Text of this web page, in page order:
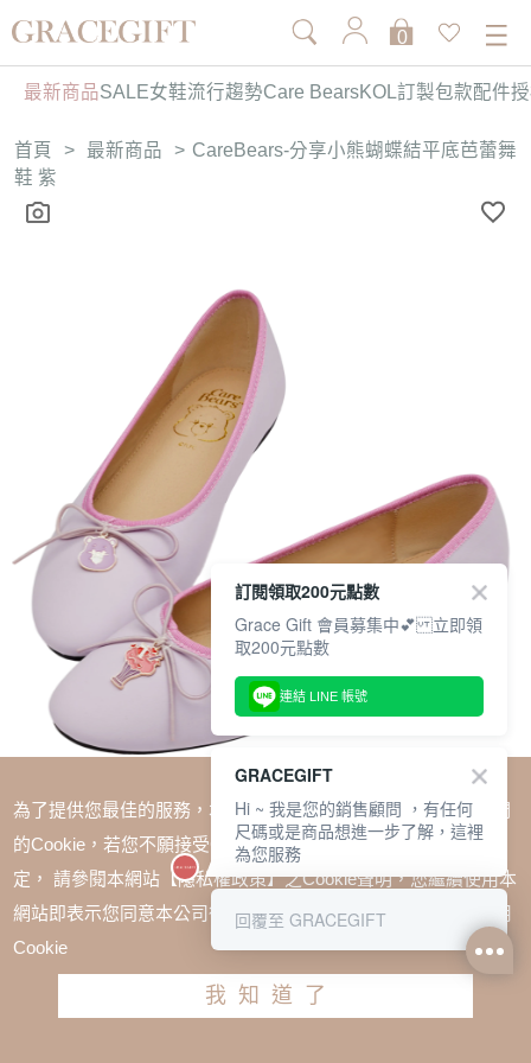
0
最新商品SALE女鞋流行趨勢Care BearsKOL訂製包款配件
首頁 > 最新商品 > CareBears-分享小熊蝴蝶結平底芭蕾舞
鞋 紫
CareBears-分享小熊蝴蝶結平底芭蕾舞鞋 紫
為了提供您最佳的服務，本網站會在您的電腦中放置並取用我們
的Cookie，若您不願接受Cookie時應如何變更電腦的Cookie設
定， 請參閱本網站【隱私權政策】之Cookie聲明，您繼續使用本
網站即表示您同意本公司得按本網站使用條款之Cookie聲明使用
Cookie
我知道了
訂閱領取200元點數
Grace Gift 會員募集中💕 立即領
取200元點數
連結 LINE 帳號
GRACEGIFT
Hi ~ 我是您的銷售顧問 ，有任何
尺碼或是商品想進一步了解，這裡
為您服務
回覆至 GRACEGIFT